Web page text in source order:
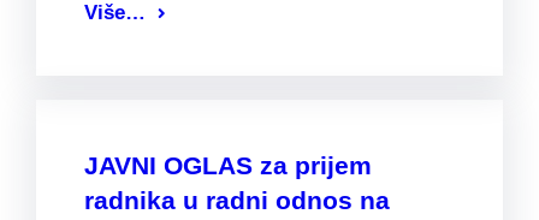
Više…
JAVNI OGLAS za prijem
radnika u radni odnos na